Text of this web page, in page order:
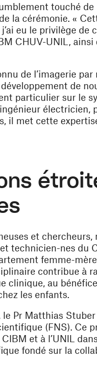
touché de
la cérémonie. «
eu le privilège de
CHUV-UNIL,
de l’imagerie
de
particulier sur le
électricien,
il met cette
et
technicien-nes du
femme-
contribue à
clinique, au
les enfants.
Pr Matthias
(FNS). Ce
et à l’UNIL
fondé sur la